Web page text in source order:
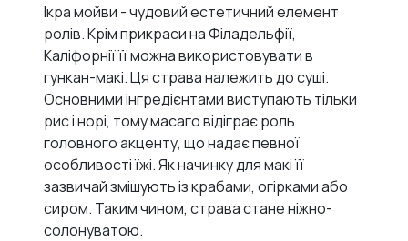
Ікра мойви - чудовий естетичний елемент
ролів. Крім прикраси на Філадельфії,
Каліфорнії її можна використовувати в
гункан-макі. Ця страва належить до суші.
Основними інгредієнтами виступають тільки
рис і норі, тому масаго відіграє роль
головного акценту, що надає певної
особливості їжі. Як начинку для макі її
зазвичай змішують із крабами, огірками або
сиром. Таким чином, страва стане ніжно-
солонуватою.